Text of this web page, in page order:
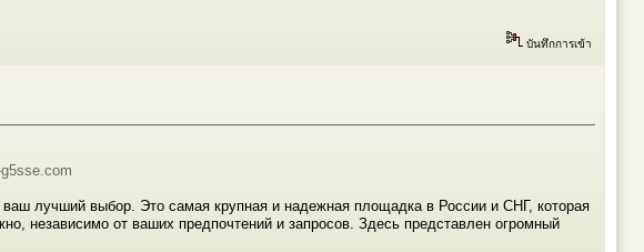
บันทึกการเข้า
лучший выбор. Это самая крупная и надежная площадка в России и СНГ, которая
независимо от ваших предпочтений и запросов. Здесь представлен огромный